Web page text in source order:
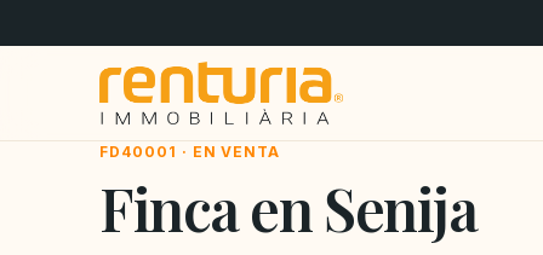
FD40001 · EN VENTA
Finca en Senija